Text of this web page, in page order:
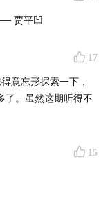
任何事做久了，神就上了身。—— 贾平凹
17
意忘形探索一下，
了。虽然这期听得不
15